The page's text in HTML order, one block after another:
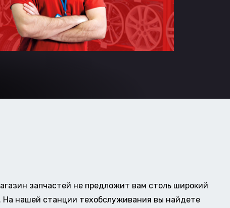
запчастей не предложит вам столь широкий
На нашей станции техобслуживания вы найдете